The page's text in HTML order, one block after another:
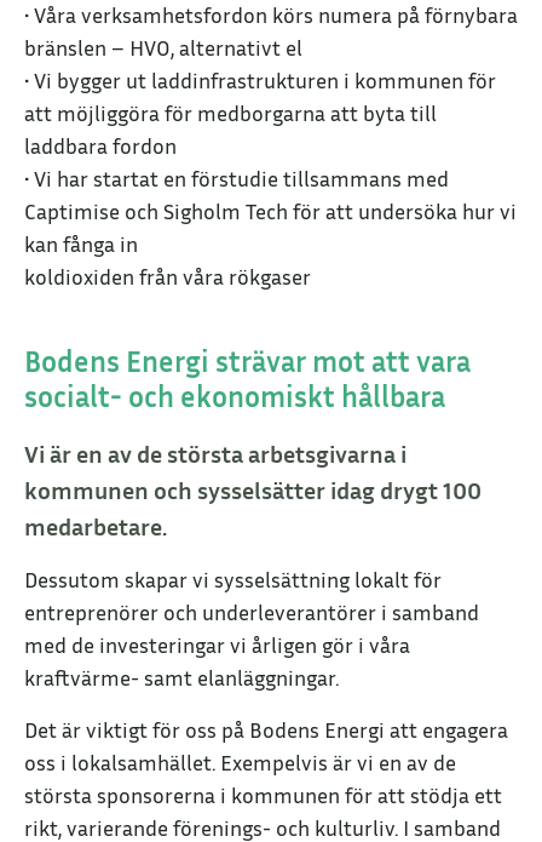
• Våra verksamhetsfordon körs numera på förnybara
bränslen – HVO, alternativt el
• Vi bygger ut laddinfrastrukturen i kommunen för
att möjliggöra för medborgarna att byta till
laddbara fordon
• Vi har startat en förstudie tillsammans med
Captimise och Sigholm Tech för att undersöka hur vi
kan fånga in
koldioxiden från våra rökgaser
Bodens Energi strävar mot att vara
socialt- och ekonomiskt hållbara
Vi är en av de största arbetsgivarna i
kommunen och sysselsätter idag drygt 100
medarbetare.
Dessutom skapar vi sysselsättning lokalt för
entreprenörer och underleverantörer i samband
med de investeringar vi årligen gör i våra
kraftvärme- samt elanläggningar.
Det är viktigt för oss på Bodens Energi att engagera
oss i lokalsamhället. Exempelvis är vi en av de
största sponsorerna i kommunen för att stödja ett
rikt, varierande förenings- och kulturliv. I samband